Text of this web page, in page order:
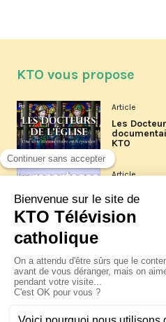
KTO vous propose
Article
Les
KTO
Article
Les
La visite
XIV à
jeudi 6